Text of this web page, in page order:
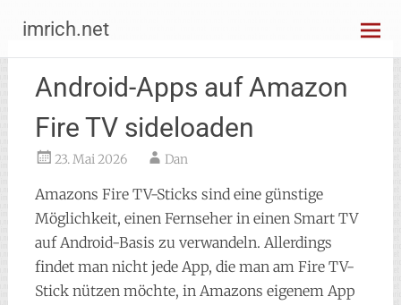
Inhalt
springen
imrich.net
Android-Apps auf Amazon
Fire TV sideloaden
23. Mai 2026 Dan
Amazons Fire TV-Sticks sind eine günstige
Möglichkeit, einen Fernseher in einen Smart TV
auf Android-Basis zu verwandeln. Allerdings
findet man nicht jede App, die man am Fire TV-
Stick nützen möchte, in Amazons eigenem App